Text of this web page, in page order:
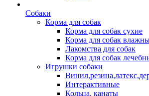
Собаки
Корма для собак
Корма для собак сухие
Корма для собак
Лакомства для собак
Корма для собак
Игрушки собаки
Интерактивные
Кольца, канаты